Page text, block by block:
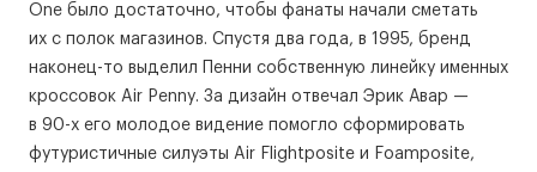
One было достаточно, чтобы фанаты начали сметать
их с полок магазинов. Спустя два года, в 1995, бренд
наконец-то выделил Пенни собственную линейку именных
кроссовок Air Penny. За дизайн отвечал Эрик Авар —
в 90-х его молодое видение помогло сформировать
футуристичные силуэты Air Flightposite и Foamposite,